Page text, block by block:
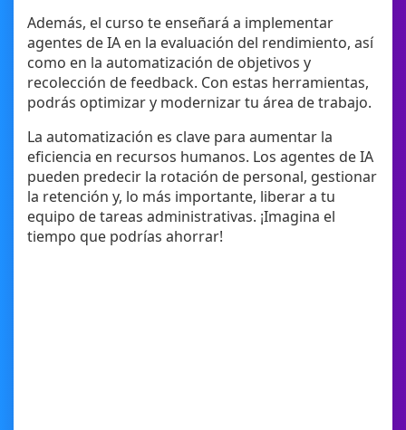
Además, el curso te enseñará a implementar
agentes de IA en la evaluación del rendimiento, así
como en la automatización de objetivos y
recolección de feedback. Con estas herramientas,
podrás optimizar y modernizar tu área de trabajo.
La automatización es clave para aumentar la
eficiencia en recursos humanos. Los agentes de IA
pueden predecir la rotación de personal, gestionar
la retención y, lo más importante, liberar a tu
equipo de tareas administrativas. ¡Imagina el
tiempo que podrías ahorrar!